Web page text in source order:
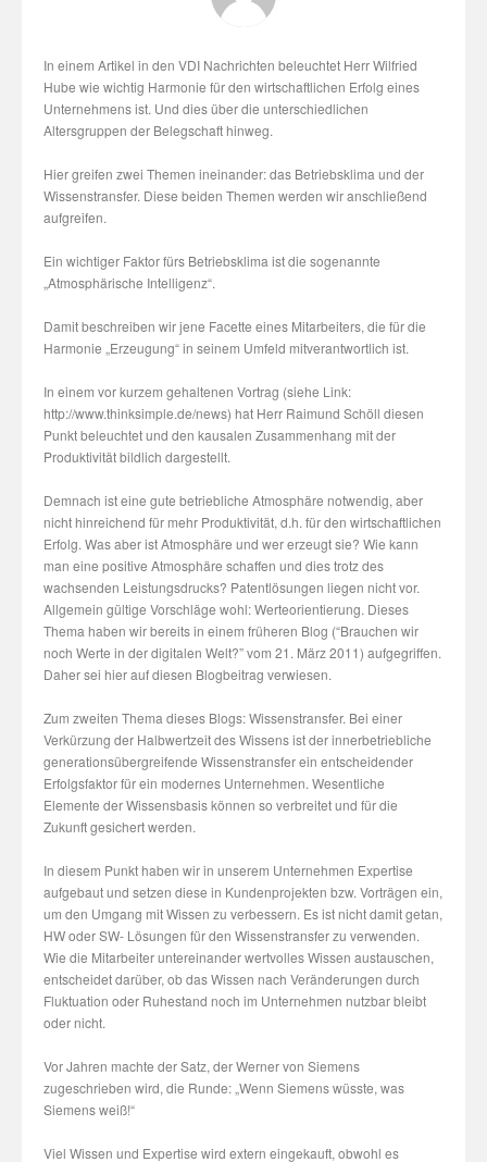
In einem Artikel in den VDI Nachrichten beleuchtet Herr Wilfried
Hube wie wichtig Harmonie für den wirtschaftlichen Erfolg eines
Unternehmens ist. Und dies über die unterschiedlichen
Altersgruppen der Belegschaft hinweg.
Hier greifen zwei Themen ineinander: das Betriebsklima und der
Wissenstransfer. Diese beiden Themen werden wir anschließend
aufgreifen.
Ein wichtiger Faktor fürs Betriebsklima ist die sogenannte
„Atmosphärische Intelligenz“.
Damit beschreiben wir jene Facette eines Mitarbeiters, die für die
Harmonie „Erzeugung“ in seinem Umfeld mitverantwortlich ist.
In einem vor kurzem gehaltenen Vortrag (siehe Link:
http://www.thinksimple.de/news) hat Herr Raimund Schöll diesen
Punkt beleuchtet und den kausalen Zusammenhang mit der
Produktivität bildlich dargestellt.
Demnach ist eine gute betriebliche Atmosphäre notwendig, aber
nicht hinreichend für mehr Produktivität, d.h. für den wirtschaftlichen
Erfolg. Was aber ist Atmosphäre und wer erzeugt sie? Wie kann
man eine positive Atmosphäre schaffen und dies trotz des
wachsenden Leistungsdrucks? Patentlösungen liegen nicht vor.
Allgemein gültige Vorschläge wohl: Werteorientierung. Dieses
Thema haben wir bereits in einem früheren Blog (“Brauchen wir
noch Werte in der digitalen Welt?” vom 21. März 2011) aufgegriffen.
Daher sei hier auf diesen Blogbeitrag verwiesen.
Zum zweiten Thema dieses Blogs: Wissenstransfer. Bei einer
Verkürzung der Halbwertzeit des Wissens ist der innerbetriebliche
generationsübergreifende Wissenstransfer ein entscheidender
Erfolgsfaktor für ein modernes Unternehmen. Wesentliche
Elemente der Wissensbasis können so verbreitet und für die
Zukunft gesichert werden.
In diesem Punkt haben wir in unserem Unternehmen Expertise
aufgebaut und setzen diese in Kundenprojekten bzw. Vorträgen ein,
um den Umgang mit Wissen zu verbessern. Es ist nicht damit getan,
HW oder SW- Lösungen für den Wissenstransfer zu verwenden.
Wie die Mitarbeiter untereinander wertvolles Wissen austauschen,
entscheidet darüber, ob das Wissen nach Veränderungen durch
Fluktuation oder Ruhestand noch im Unternehmen nutzbar bleibt
oder nicht.
Vor Jahren machte der Satz, der Werner von Siemens
zugeschrieben wird, die Runde: „Wenn Siemens wüsste, was
Siemens weiß!“
Viel Wissen und Expertise wird extern eingekauft, obwohl es